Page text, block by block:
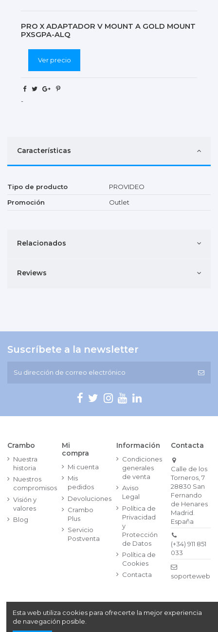
PRO X ADAPTADOR V MOUNT A GOLD MOUNT
PXSGPA-ALQ
Ver precio
-
Características
Tipo de producto
PROVIDEO
Promoción
Outlet
Relacionados
Reviews
Suscríbete a la newsletter
Crambo
Nuestra
historia
Nuestros
compromisos
Visión y
valores
Blog
Mi
compra
Mi cuenta
Mis
pedidos
Devoluciones
Crambo
Plus
Servicio
Postventa
Información
Condiciones
generales
de venta
Aviso
Legal
Política de
Privacidad
y
Protección
de Datos
Política de
Cookies
Contacta
Contacta
Calle de los
Torneros, 7
28830 San
Fernando
de Henares
Madrid.
España
(+34) 911 851
033
Copyright© 2024Crambo, S.A. Av. de la Vía Láctea, 1,
Segunda Planta, | 28830 San Fernando de Henares,
Esta web utiliza cookies para ofrecerte la mejor experiencia
de navegación posible.